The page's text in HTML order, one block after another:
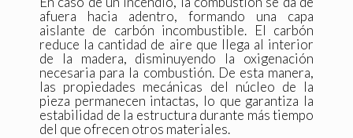
afuera hacia adentro, formando una capa
aislante de carbón incombustible. El carbón
reduce la cantidad de aire que llega al interior
de la madera, disminuyendo la oxigenación
necesaria para la combustión. De esta manera,
las propiedades mecánicas del núcleo de la
pieza permanecen intactas, lo que garantiza la
estabilidad de la estructura durante más tiempo
del que ofrecen otros materiales.